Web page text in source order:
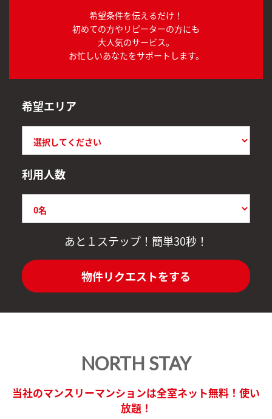
希望条件を伝えるだけ！
初めての方やリピーターの方にも
大人気のサービス。
お忙しいあなたをサポートします。
希望エリア
利用人数
あと１ステップ！簡単30秒！
物件リクエストをする
NORTH STAY
当社のマンスリーマンションは全室ネット無料！使い
放題！